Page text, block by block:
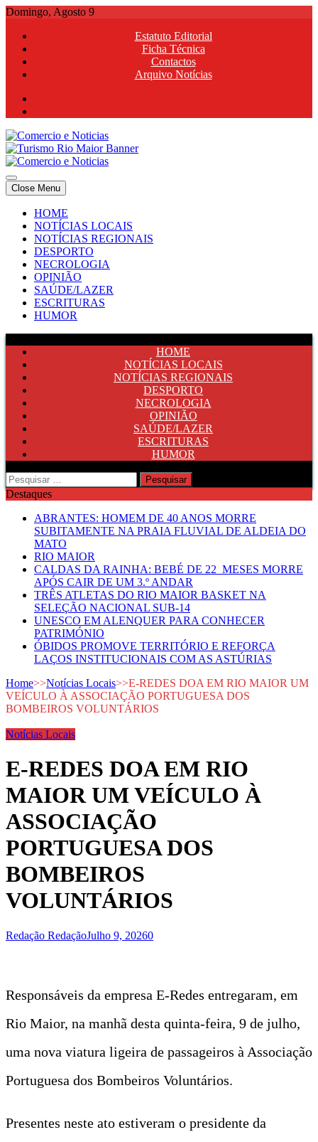
Skip
content
Domingo, Agosto 9
Estatuto Editorial
Ficha Técnica
Contactos
Arquivo Notícias
Comercio e Noticias
Notícias e Publicidade Online
Comercio e Noticias
Notícias e Publicidade Online
Close Menu
HOME
NOTÍCIAS LOCAIS
NOTÍCIAS REGIONAIS
DESPORTO
NECROLOGIA
OPINIÃO
SAÚDE/LAZER
ESCRITURAS
HUMOR
HOME
NOTÍCIAS LOCAIS
NOTÍCIAS REGIONAIS
DESPORTO
NECROLOGIA
OPINIÃO
SAÚDE/LAZER
ESCRITURAS
HUMOR
Pesquisar
por:
Destaques
ABRANTES: HOMEM DE 40 ANOS MORRE
SUBITAMENTE NA PRAIA FLUVIAL DE ALDEIA DO
MATO
RIO MAIOR
CALDAS DA RAINHA: BEBÉ DE 22 MESES MORRE
APÓS CAIR DE UM 3.º ANDAR
TRÊS ATLETAS DO RIO MAIOR BASKET NA
SELEÇÃO NACIONAL SUB-14
UNESCO EM ALENQUER PARA CONHECER
PATRIMÓNIO
ÓBIDOS PROMOVE TERRITÓRIO E REFORÇA
LAÇOS INSTITUCIONAIS COM AS ASTÚRIAS
Home>>Notícias Locais>>E-REDES DOA EM RIO MAIOR UM
VEÍCULO À ASSOCIAÇÃO PORTUGUESA DOS
BOMBEIROS VOLUNTÁRIOS
Notícias Locais
E-REDES DOA EM RIO
MAIOR UM VEÍCULO À
ASSOCIAÇÃO
PORTUGUESA DOS
BOMBEIROS
VOLUNTÁRIOS
Redação RedaçãoJulho 9, 20260
Responsáveis da empresa E-Redes entregaram, em
Rio Maior, na manhã desta quinta-feira, 9 de julho,
uma nova viatura ligeira de passageiros à Associação
Portuguesa dos Bombeiros Voluntários.
Presentes neste ato estiveram o presidente da